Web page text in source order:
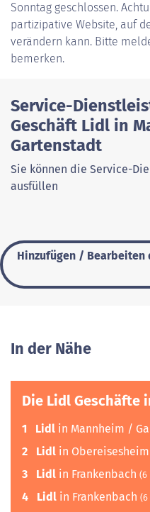
Sonntag geschlossen.
partizipative Website, auf
verändern kann. Bitte
bemerken.
Service-
Geschäft Lidl in
Gartenstadt
Sie können die Service-
ausfüllen
Hinzufügen /
In der Nähe
Die Lidl Geschäfte
1 Lidl in Mannheim /
2 Lidl in Obereisesheim
3 Lidl in Frankenbach (6
4 Lidl in Frankenbach (6